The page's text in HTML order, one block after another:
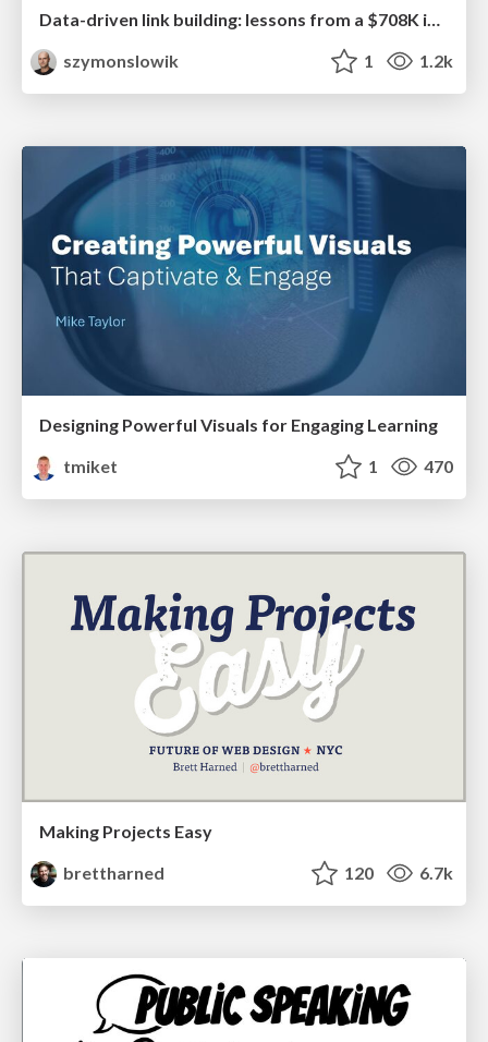
Data-driven link building: lessons from a $708K investment (BrightonSEO talk)
szymonslowik
1 1.2k
Designing Powerful Visuals for Engaging Learning
tmiket
1 470
Making Projects Easy
brettharned
120 6.7k